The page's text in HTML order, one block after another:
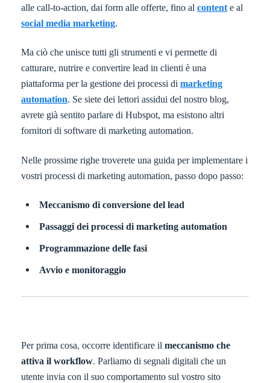
alle call-to-action, dai form alle offerte, fino al content e al
social media marketing.
Ma ciò che unisce tutti gli strumenti e vi permette di
catturare, nutrire e convertire lead in clienti è una
piattaforma per la gestione dei processi di marketing
automation. Se siete dei lettori assidui del nostro blog,
avrete già sentito parlare di Hubspot, ma esistono altri
fornitori di software di marketing automation.
Nelle prossime righe troverete una guida per implementare i
vostri processi di marketing automation, passo dopo passo:
Meccanismo di conversione del lead
Passaggi dei processi di marketing automation
Programmazione delle fasi
Avvio e monitoraggio
Per prima cosa, occorre identificare il meccanismo che
attiva il workflow. Parliamo di segnali digitali che un
utente invia con il suo comportamento sul vostro sito